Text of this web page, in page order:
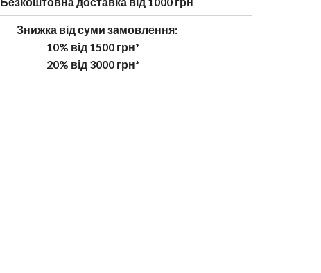
Знижка від суми замовлення:
10% від 1500 грн*
20% від 3000 грн*